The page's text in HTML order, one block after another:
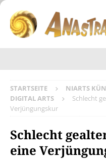
STARTSEITE NIARTS
DIGITAL ARTS
Schlecht
Verjüngungskur
Schlecht
eine